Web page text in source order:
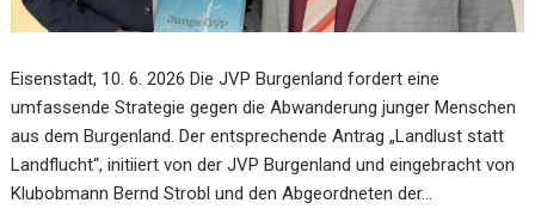
Eisenstadt, 10. 6. 2026 Die JVP Burgenland fordert eine
umfassende Strategie gegen die Abwanderung junger Menschen
aus dem Burgenland. Der entsprechende Antrag „Landlust statt
Landflucht“, initiiert von der JVP Burgenland und eingebracht von
Klubobmann Bernd Strobl und den Abgeordneten der…